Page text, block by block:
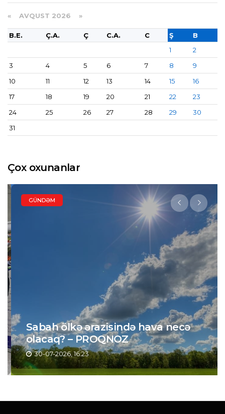
« AVQUST 2026 »
B.E. Ç.A. Ç C.A. C Ş
B
1
2
3
4 5 6 7 8
9
10
11 12 13 14 15
16
17
18 19 20 21 22
23
24
25 26 27 28 29
30
31
Çox oxunanlar
GÜNDƏM
Sabah ölkə ərazisində hava necə
olacaq? – PROQNOZ
30-07-2026, 16:23